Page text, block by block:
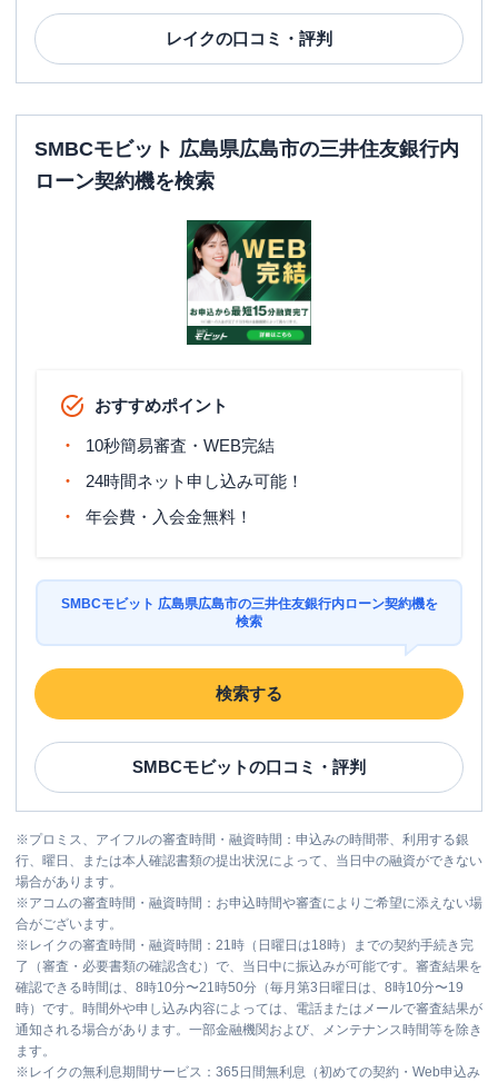
レイクの口コミ・評判
SMBCモビット 広島県広島市の三井住友銀行内
ローン契約機を検索
おすすめポイント
10秒簡易審査・WEB完結
24時間ネット申し込み可能！
年会費・入会金無料！
SMBCモビット 広島県広島市の三井住友銀行内ローン契約機を
検索
検索する
SMBCモビットの口コミ・評判
※プロミス、アイフルの審査時間・融資時間：申込みの時間帯、利用する銀
行、曜日、または本人確認書類の提出状況によって、当日中の融資ができない
場合があります。
※アコムの審査時間・融資時間：お申込時間や審査によりご希望に添えない場
合がございます。
※ レイクの審査時間・融資時間：21時（日曜日は18時）までの契約手続き完
了（審査・必要書類の確認含む）で、当日中に振込みが可能です。審査結果を
確認できる時間は、8時10分〜21時50分（毎月第3日曜日は、8時10分〜19
時）です。時間外や申し込み内容によっては、電話またはメールで審査結果が
通知される場合があります。一部金融機関および、メンテナンス時間等を除き
ます。
※ レイクの無利息期間サービス：365日間無利息（初めての契約・Web申込み